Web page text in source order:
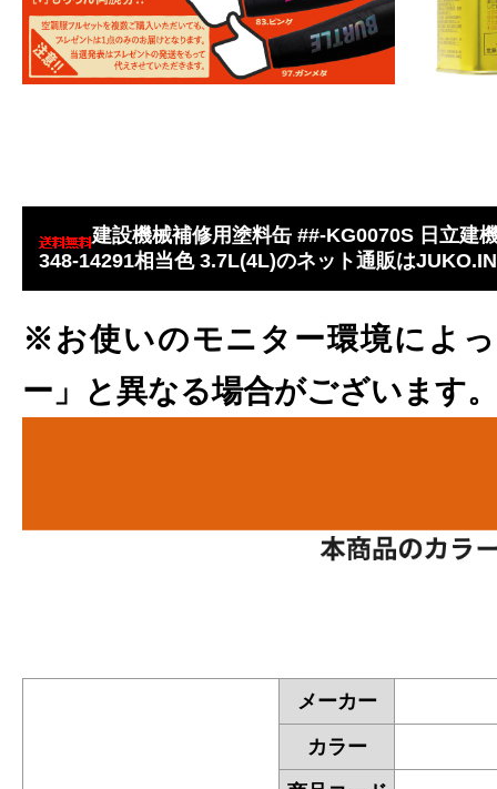
建設機械補修用塗料缶 ##-KG0070S 日立建
348-14291相当色 3.7L(4L)のネット通販はJUKO.IN
※お使いのモニター環境によ
ー」と異なる場合がございます。
メーカー
カラー